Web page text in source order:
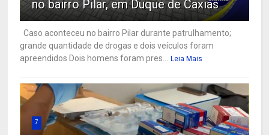
no bairro Pilar, em Duque de Caxias
Caso aconteceu no bairro Pilar durante patrulhamento;
grande quantidade de drogas e dois veículos foram
apreendidos Dois homens foram pres...
Leia Mais
7